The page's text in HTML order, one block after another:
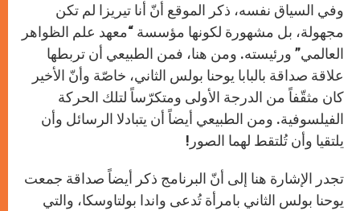
وفي السياق نفسه، ذكر الموقع أنّ أنا تيريزا لم تكن
مجهولة، بل مشهورة لكونها مؤسسة “معهد علم الظواهر
العالمي” ورئيسته. ومن هنا، فمن الطبيعي أن تربطها
علاقة صداقة بالبابا يوحنا بولس الثاني، خاصّة وأنّ الأخير
كان مثقّفاً من الدرجة الأولى ومتكرّساً لتلك الحركة
الفيلسوفية. ومن الطبيعي أيضاً أن يتبادلا الرسائل وأن
يلتقيا وأن تُلتقط لهما الصور!
تجدر الإشارة هنا إلى أنّ البرنامج ذكر أيضاً صداقة جمعت
يوحنا بولس الثاني بامرأة تُدعى واندا بولتاوسكا، والتي